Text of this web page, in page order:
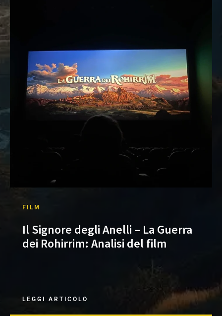
FILM
Il Signore degli Anelli – La Guerra
dei Rohirrim: Analisi del film
LEGGI ARTICOLO